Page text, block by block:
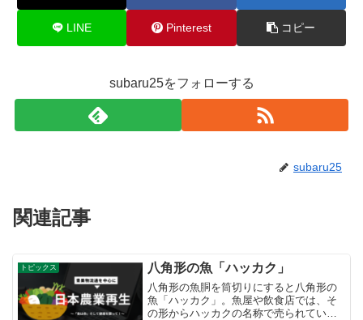
LINE Pinterest コピー
subaru25をフォローする
subaru25
関連記事
トピックス 八角形の魚「ハッカク」
八角形の魚胴を筒切りにすると八角形の
魚「ハッカク」。魚屋や飲食店では、そ
の形からハッカクの名称で売られている